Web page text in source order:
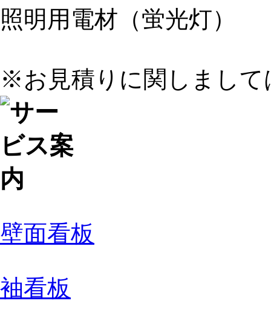
照明用電材（蛍光灯）
※お見積りに関しまし
壁面看板
袖看板